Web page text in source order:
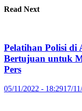
Read Next
Pelatihan Polisi di
Bertujuan untuk
Pers
05/11/2022 - 18:2917/